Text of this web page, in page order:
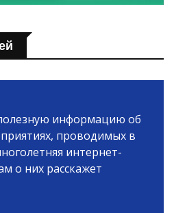
информацию об
проводимых в
интернет-
о них расскажет